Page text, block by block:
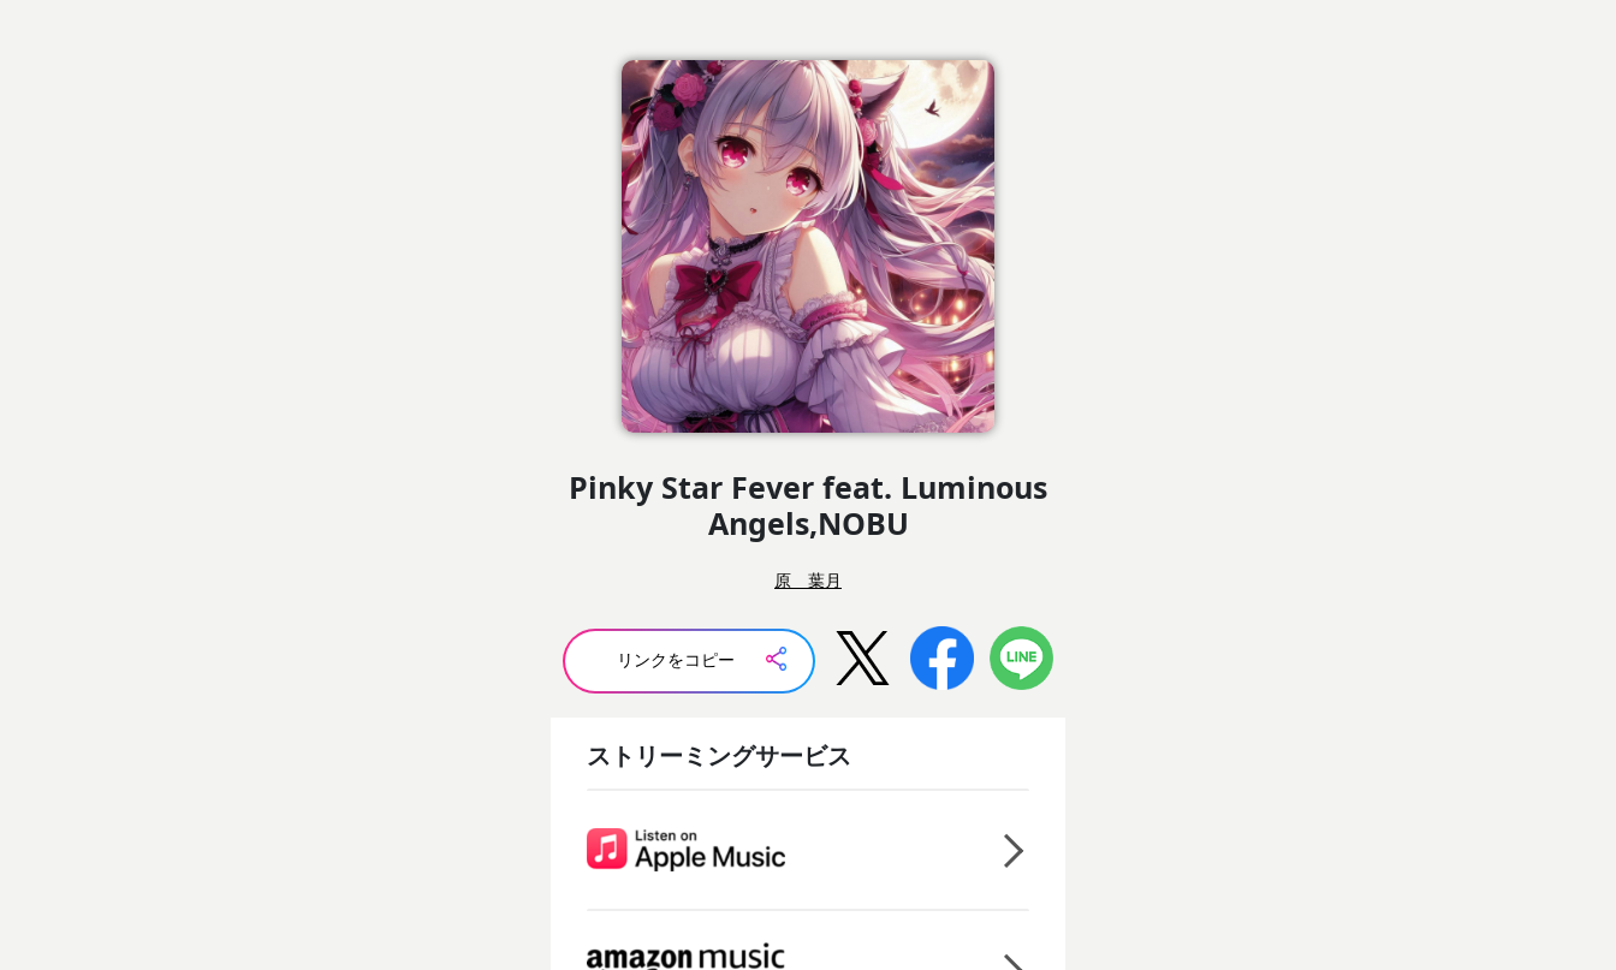
Pinky Star Fever feat. Luminous
Angels,NOBU
原 葉月
リンクをコピー
ストリーミングサービス